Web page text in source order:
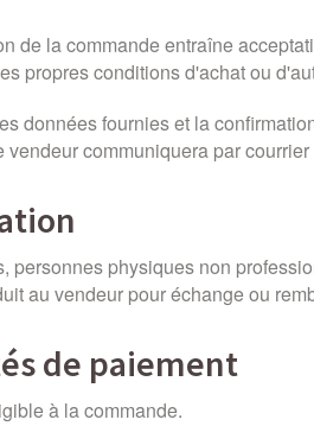
de la commande entraîne
propres conditions d'achat ou
données fournies et la
vendeur communiquera par
personnes physiques non
au vendeur pour échange ou
de paiement
à la commande.